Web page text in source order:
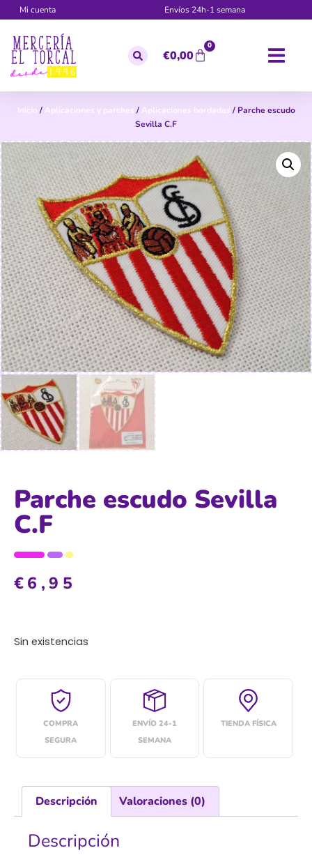
Mi cuenta Envíos 24h-1 semana
€0,00
0
Inicio / Aplicaciones y parches / Aplicaciones bordadas / Parche escudo
Sevilla C.F
Parche escudo Sevilla
C.F
€6,95
Sin existencias
COMPRA
SEGURA
ENVÍO 24-1
SEMANA
TIENDA FÍSICA
Descripción Valoraciones (0)
Descripción